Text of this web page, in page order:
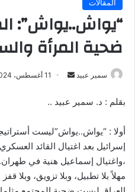
المقالات
“يواش..يواش”:
ضحية المرأة
سمير عبيد
أرسل
إلكترونيا
11 أغسطس، 2024
‫بقلم‬ : د. سمير عبيد ..
‫أولا‬ : “يواش..يواش”ليست
إسرائيل بعد اغتيال القائد
،واغتيال إسماعيل هنية في
مهلاً بلا تطبيل، وبلا تزويق، وبلا